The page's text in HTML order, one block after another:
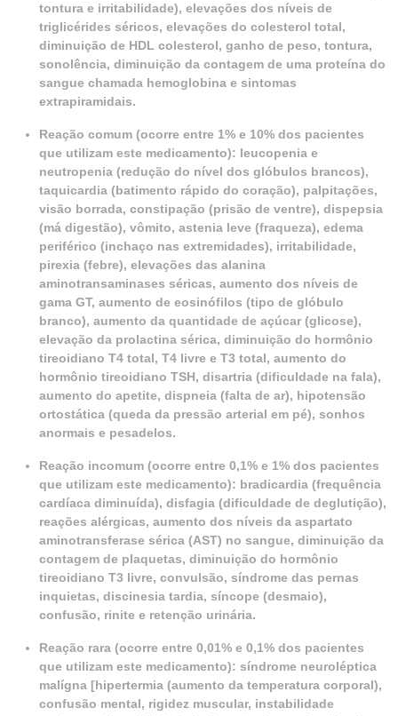
tontura e irritabilidade), elevações dos níveis de
triglicérides séricos, elevações do colesterol total,
diminuição de HDL colesterol, ganho de peso, tontura,
sonolência, diminuição da contagem de uma proteína do
sangue chamada hemoglobina e sintomas
extrapiramidais.
Reação comum (ocorre entre 1% e 10% dos pacientes
que utilizam este medicamento): leucopenia e
neutropenia (redução do nível dos glóbulos brancos),
taquicardia (batimento rápido do coração), palpitações,
visão borrada, constipação (prisão de ventre), dispepsia
(má digestão), vômito, astenia leve (fraqueza), edema
periférico (inchaço nas extremidades), irritabilidade,
pirexia (febre), elevações das alanina
aminotransaminases séricas, aumento dos níveis de
gama GT, aumento de eosinófilos (tipo de glóbulo
branco), aumento da quantidade de açúcar (glicose),
elevação da prolactina sérica, diminuição do hormônio
tireoidiano T4 total, T4 livre e T3 total, aumento do
hormônio tireoidiano TSH, disartria (dificuldade na fala),
aumento do apetite, dispneia (falta de ar), hipotensão
ortostática (queda da pressão arterial em pé), sonhos
anormais e pesadelos.
Reação incomum (ocorre entre 0,1% e 1% dos pacientes
que utilizam este medicamento): bradicardia (frequência
cardíaca diminuída), disfagia (dificuldade de deglutição),
reações alérgicas, aumento dos níveis da aspartato
aminotransferase sérica (AST) no sangue, diminuição da
contagem de plaquetas, diminuição do hormônio
tireoidiano T3 livre, convulsão, síndrome das pernas
inquietas, discinesia tardia, síncope (desmaio),
confusão, rinite e retenção urinária.
Reação rara (ocorre entre 0,01% e 0,1% dos pacientes
que utilizam este medicamento): síndrome neuroléptica
malígna [hipertermia (aumento da temperatura corporal),
confusão mental, rigidez muscular, instabilidade